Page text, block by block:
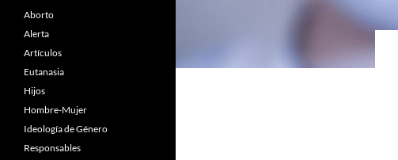
Aborto
Alerta
Artículos
Eutanasia
Hijos
Hombre-Mujer
Ideología de Género
Responsables